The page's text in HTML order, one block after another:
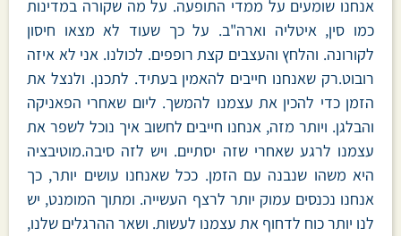
אנחנו שומעים על ממדי התופעה. על מה שקורה במדינות
כמו סין, איטליה וארה"ב. על כך שעוד לא מצאו חיסון
לקורונה. והלחץ והעצבים קצת רופפים. לכולנו. אני לא איזה
רובוט.רק שאנחנו חייבים להאמין בעתיד. לתכנן. ולנצל את
הזמן כדי להכין את עצמנו להמשך. ליום שאחרי הפאניקה
והבלגן. ויותר מזה, אנחנו חייבים לחשוב איך נוכל לשפר את
עצמנו לרגע שאחרי שזה יסתיים. ויש לזה סיבה.מוטיבציה
היא משהו שנבנה עם הזמן. ככל שאנחנו עושים יותר, כך
אנחנו נכנסים עמוק יותר לרצף העשייה. ומתוך המומנט, יש
לנו יותר כוח לדחוף את עצמנו לעשות. ושאר ההרגלים שלנו,